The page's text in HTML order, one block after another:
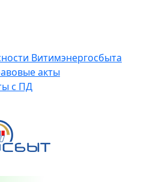
Витимэнергосбыта
акты
с ПД